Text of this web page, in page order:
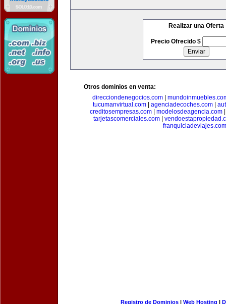
Realizar una Oferta
Precio Ofrecido $
Otros dominios en venta:
direcciondenegocios.com
tucumanvirtual.com| agenciadecoches.com|
creditosempresas.com| modelosdeagencia.com
tarjetascomerciales.com|
franquiciadeviajes.com
Registro de Dominios| Web Hosting |